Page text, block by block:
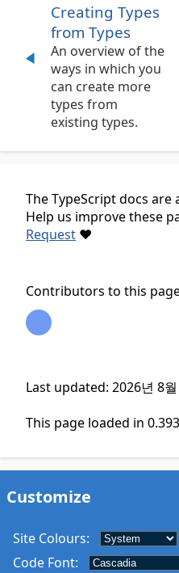
Creating Types
from Types
An overview of the
ways in which you
can create more
types from
existing types.
The TypeScript docs
Help us improve these
Request ❤
Contributors to this
Last updated: 2026년 8월
This page loaded in
Customize
Site Colours:
Code Font: